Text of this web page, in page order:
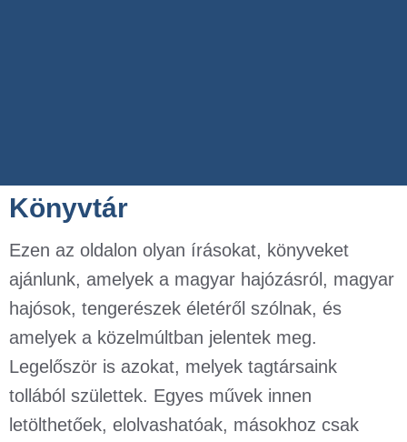
Könyvtár
Ezen az oldalon olyan írásokat, könyveket
ajánlunk, amelyek a magyar hajózásról, magyar
hajósok, tengerészek életéről szólnak, és
amelyek a közelmúltban jelentek meg.
Legelőször is azokat, melyek tagtársaink
tollából születtek. Egyes művek innen
letölthetőek, elolvashatóak, másokhoz csak